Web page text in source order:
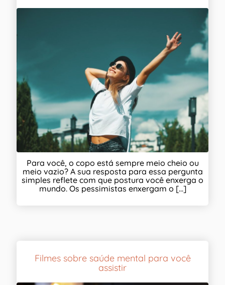
Para você, o copo está sempre meio cheio ou
meio vazio? A sua resposta para essa pergunta
simples reflete com que postura você enxerga o
mundo. Os pessimistas enxergam o [...]
Filmes sobre saúde mental para você
assistir